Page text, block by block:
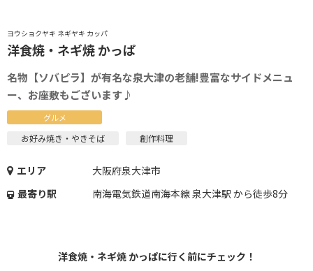
ヨウショクヤキ ネギヤキ カッパ
洋食焼・ネギ焼 かっぱ
名物【ソバピラ】が有名な泉大津の老舗!豊富なサイドメニュ
ー、お座敷もございます♪
グルメ
お好み焼き・やきそば 創作料理
エリア
大阪府泉大津市
最寄り駅
南海電気鉄道南海本線 泉大津駅 から徒歩8分
洋食焼・ネギ焼 かっぱに行く前にチェック！